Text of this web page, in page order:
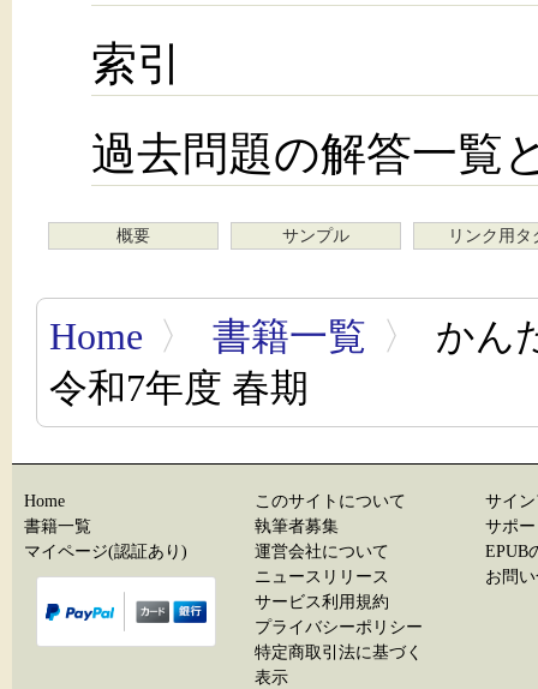
索引
過去問題の解答一覧
概要 サンプル リンク用タ
Home 〉 書籍一覧 〉
かん
令和7年度 春期
Home
書籍一覧
マイページ(認証あり)
このサイトについて
執筆者募集
運営会社について
ニュースリリース
サービス利用規約
プライバシーポリシー
特定商取引法に基づく
表示
サイ
サポ
EPUB
お問